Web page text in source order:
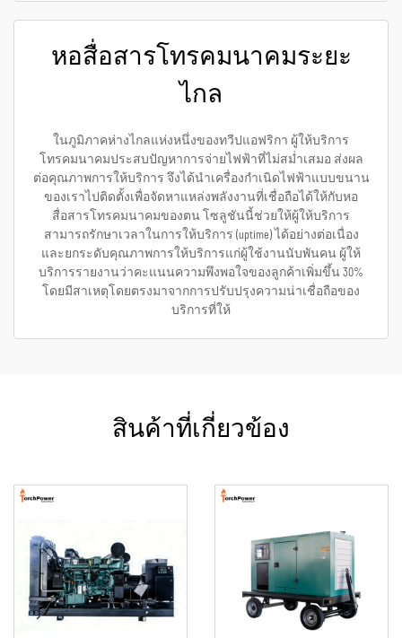
หอสื่อสารโทรคมนาคมระยะ
ไกล
ในภูมิภาคห่างไกลแห่งหนึ่งของทวีปแอฟริกา ผู้ให้บริการ
โทรคมนาคมประสบปัญหาการจ่ายไฟฟ้าที่ไม่สม่ำเสมอ ส่งผล
ต่อคุณภาพการให้บริการ จึงได้นำเครื่องกำเนิดไฟฟ้าแบบขนาน
ของเราไปติดตั้งเพื่อจัดหาแหล่งพลังงานที่เชื่อถือได้ให้กับหอ
สื่อสารโทรคมนาคมของตน โซลูชันนี้ช่วยให้ผู้ให้บริการ
สามารถรักษาเวลาในการให้บริการ (uptime) ได้อย่างต่อเนื่อง
และยกระดับคุณภาพการให้บริการแก่ผู้ใช้งานนับพันคน ผู้ให้
บริการรายงานว่าคะแนนความพึงพอใจของลูกค้าเพิ่มขึ้น 30%
โดยมีสาเหตุโดยตรงมาจากการปรับปรุงความน่าเชื่อถือของ
บริการที่ให้
สินค้าที่เกี่ยวข้อง